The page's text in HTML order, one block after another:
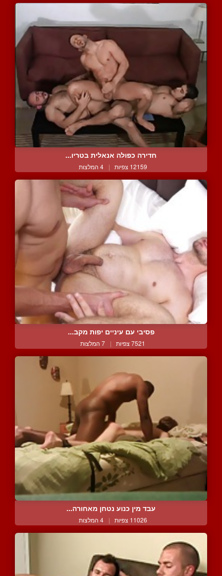
חדירה כפולה אנאלית בטריו...
12159 צפיות | 4 המלצות
פסיבי עם עיניים יפות מקב...
7521 צפיות | 7 המלצות
עבד מין כנוע נטחן מאחורה...
11026 צפיות | 4 המלצות